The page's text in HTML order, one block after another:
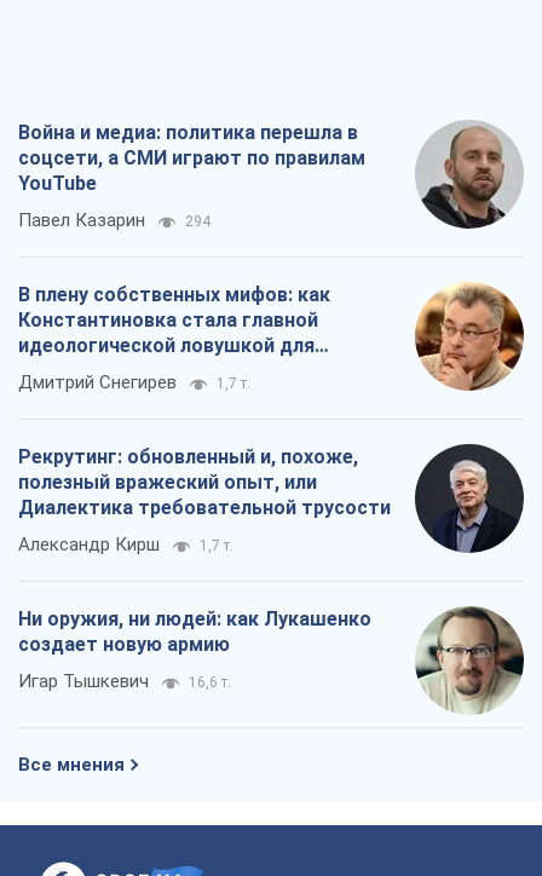
Война и медиа: политика перешла в
соцсети, а СМИ играют по правилам
YouTube
Павел Казарин 294
В плену собственных мифов: как
Константиновка стала главной
идеологической ловушкой для
российских оккупантов
Дмитрий Снегирев 1,7 т.
Рекрутинг: обновленный и, похоже,
полезный вражеский опыт, или
Диалектика требовательной трусости
Александр Кирш 1,7 т.
Ни оружия, ни людей: как Лукашенко
создает новую армию
Игар Тышкевич 16,6 т.
Все мнения